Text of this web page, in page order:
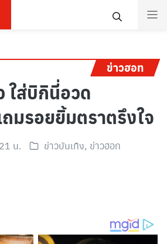
ข่าวฮอท
ใส่บิกินี่อวด
มรอยยิ้มตราตรึงใจ
น. ข่าวบันเทิง, ข่าวฮอท